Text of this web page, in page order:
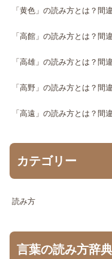
「黄色」の読み方とは？間
「高館」の読み方とは？間
「高雄」の読み方とは？間
「高野」の読み方とは？間
「高遠」の読み方とは？間
カテゴリー
読み方
言葉の読み方辞